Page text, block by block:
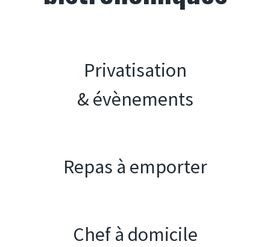
Privatisation
& évènements
Repas à emporter
Chef à domicile